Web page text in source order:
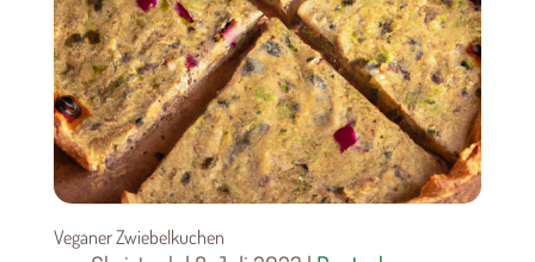
Veganer Zwiebelkuchen